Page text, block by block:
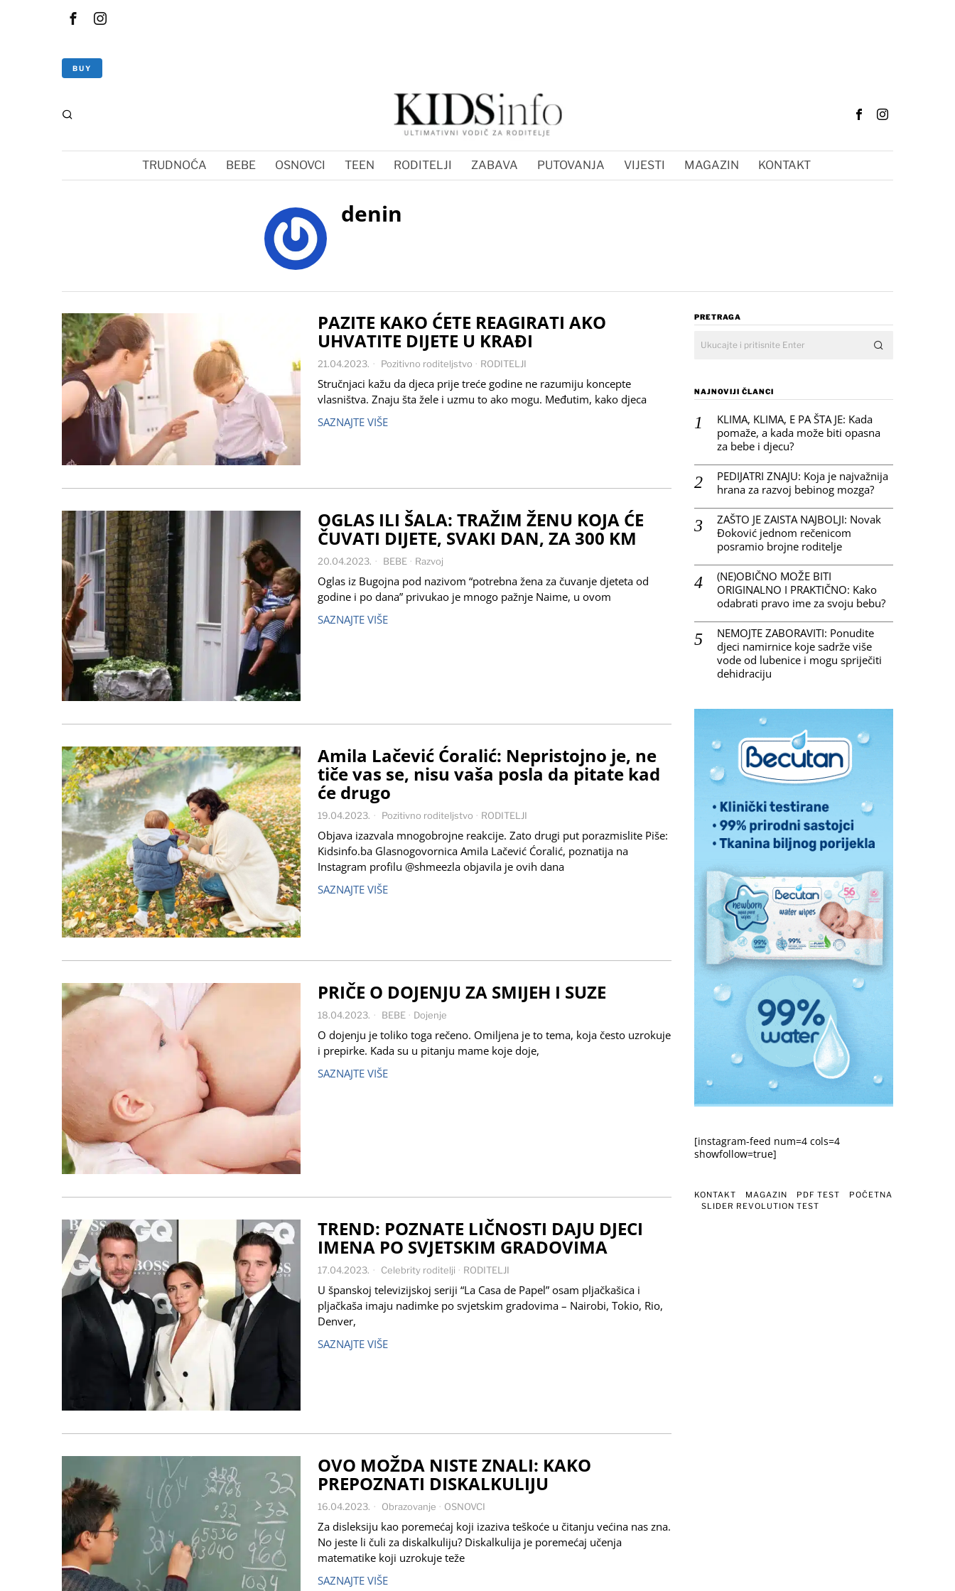
BUY
TRUDNOĆA BEBE OSNOVCI TEEN RODITELJI ZABAVA PUTOVANJA VIJESTI MAGAZIN KONTAKT
denin
PAZITE KAKO ĆETE REAGIRATI AKO
UHVATITE DIJETE U KRAĐI
21.04.2023. Pozitivno roditeljstvo · RODITELJI
Stručnjaci kažu da djeca prije treće godine ne razumiju koncepte
vlasništva. Znaju šta žele i uzmu to ako mogu. Međutim, kako djeca
SAZNAJTE VIŠE
OGLAS ILI ŠALA: TRAŽIM ŽENU KOJA ĆE
ČUVATI DIJETE, SVAKI DAN, ZA 300 KM
20.04.2023. BEBE · Razvoj
Oglas iz Bugojna pod nazivom “potrebna žena za čuvanje djeteta od
godine i po dana” privukao je mnogo pažnje Naime, u ovom
SAZNAJTE VIŠE
Amila Lačević Ćoralić: Nepristojno je, ne
tiče vas se, nisu vaša posla da pitate kad
će drugo
19.04.2023. Pozitivno roditeljstvo · RODITELJI
Objava izazvala mnogobrojne reakcije. Zato drugi put porazmislite Piše:
Kidsinfo.ba Glasnogovornica Amila Lačević Ćoralić, poznatija na
Instagram profilu @shmeezla objavila je ovih dana
SAZNAJTE VIŠE
PRIČE O DOJENJU ZA SMIJEH I SUZE
18.04.2023. BEBE · Dojenje
O dojenju je toliko toga rečeno. Omiljena je to tema, koja često uzrokuje
i prepirke. Kada su u pitanju mame koje doje,
SAZNAJTE VIŠE
TREND: POZNATE LIČNOSTI DAJU DJECI
IMENA PO SVJETSKIM GRADOVIMA
17.04.2023. Celebrity roditelji · RODITELJI
U španskoj televizijskoj seriji “La Casa de Papel” osam pljačkašica i
pljačkaša imaju nadimke po svjetskim gradovima – Nairobi, Tokio, Rio,
Denver,
SAZNAJTE VIŠE
OVO MOŽDA NISTE ZNALI: KAKO
PREPOZNATI DISKALKULIJU
16.04.2023. Obrazovanje · OSNOVCI
Za disleksiju kao poremećaj koji izaziva teškoće u čitanju većina nas zna.
No jeste li čuli za diskalkuliju? Diskalkulija je poremećaj učenja
matematike koji uzrokuje teže
SAZNAJTE VIŠE
PRETRAGA
NAJNOVIJI ČLANCI
KLIMA, KLIMA, E PA ŠTA JE: Kada
pomaže, a kada može biti opasna
za bebe i djecu?
PEDIJATRI ZNAJU: Koja je najvažnija
hrana za razvoj bebinog mozga?
ZAŠTO JE ZAISTA NAJBOLJI: Novak
Đoković jednom rečenicom
posramio brojne roditelje
(NE)OBIČNO MOŽE BITI
ORIGINALNO I PRAKTIČNO: Kako
odabrati pravo ime za svoju bebu?
NEMOJTE ZABORAVITI: Ponudite
djeci namirnice koje sadrže više
vode od lubenice i mogu spriječiti
dehidraciju
[instagram-feed num=4 cols=4
showfollow=true]
KONTAKT MAGAZIN PDF TEST
POČETNA
SLIDER REVOLUTION TEST